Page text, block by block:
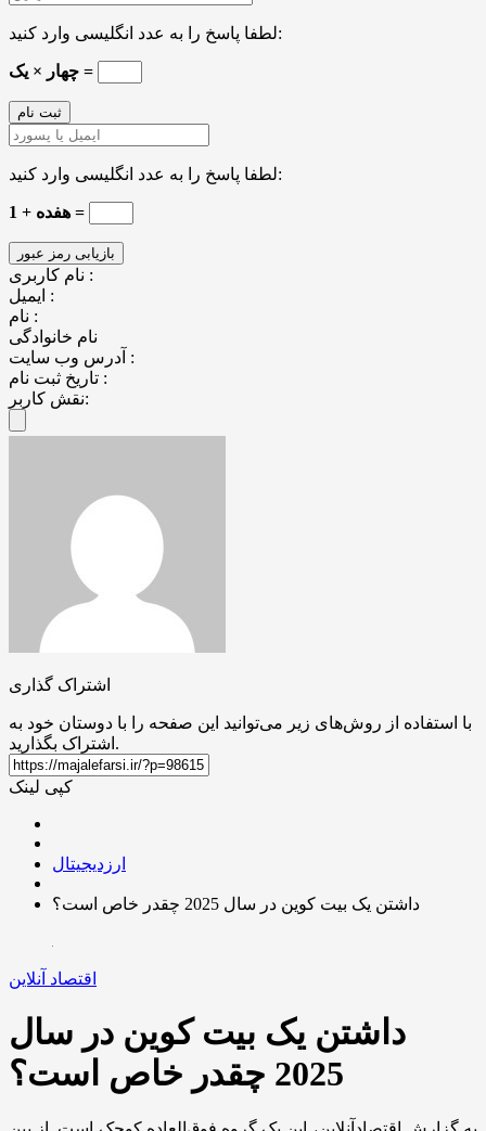
لطفا پاسخ را به عدد انگلیسی وارد کنید:
چهار × یک =
لطفا پاسخ را به عدد انگلیسی وارد کنید:
1 + هفده =
نام کاربری :
ایمیل :
نام :
نام خانوادگی
آدرس وب سایت :
تاریخ ثبت نام :
نقش کاربر:
اشتراک گذاری
با استفاده از روش‌های زیر می‌توانید این صفحه را با دوستان خود به
اشتراک بگذارید.
کپی لینک
ارزدیجیتال
داشتن یک بیت ‌کوین در سال 2025 چقدر خاص است؟
اقتصاد آنلاین
داشتن یک بیت ‌کوین در سال
2025 چقدر خاص است؟